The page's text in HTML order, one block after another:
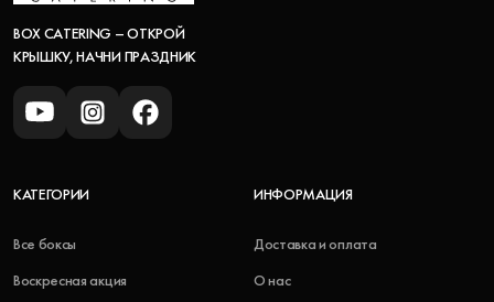
BOX CATERING – ОТКРОЙ
КРЫШКУ, НАЧНИ ПРАЗДНИК
КАТЕГОРИИ
Все боксы
Воскресная акция
ИНФОРМАЦИЯ
Доставка и оплата
О нас